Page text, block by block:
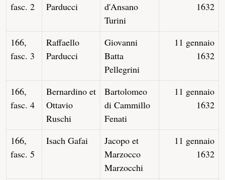
fasc. 2
Parducci
d'Ansano
Turini
1632
166,
fasc. 3
Raffaello
Parducci
Giovanni
Batta
Pellegrini
11 gennaio
1632
166,
fasc. 4
Bernardino et
Ottavio
Ruschi
Bartolomeo
di Cammillo
Fenati
11 gennaio
1632
166,
fasc. 5
Isach Gafai
Jacopo et
Marzocco
Marzocchi
11 gennaio
1632